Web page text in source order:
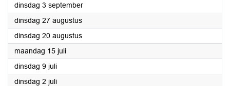
dinsdag 3 september2024
dinsdag 27 augustus2024
dinsdag 20 augustus2024
maandag 15 juli2024
dinsdag 9 juli2024
dinsdag 2 juli2024